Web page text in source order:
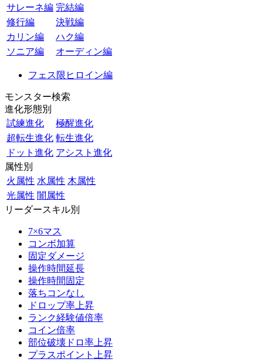
サレーネ編 完結編
修行編
決戦編
カリン編
ハク編
ソニア編
オーディン編
フェス限ヒロイン編
モンスター検索
進化形態別
試練進化
極醒進化
超転生進化 転生進化
ドット進化 アシスト進化
属性別
火属性 水属性 木属性
光属性 闇属性
リーダースキル別
7×6マス
コンボ加算
固定ダメージ
操作時間延長
操作時間固定
落ちコンなし
ドロップ率上昇
ランク経験値倍率
コイン倍率
部位破壊ドロ率上昇
プラスポイント上昇